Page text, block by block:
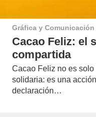
Gráfica y Comunicación
Cacao Feliz: el
compartida
Cacao Feliz no es
solidaria: es una
declaración…